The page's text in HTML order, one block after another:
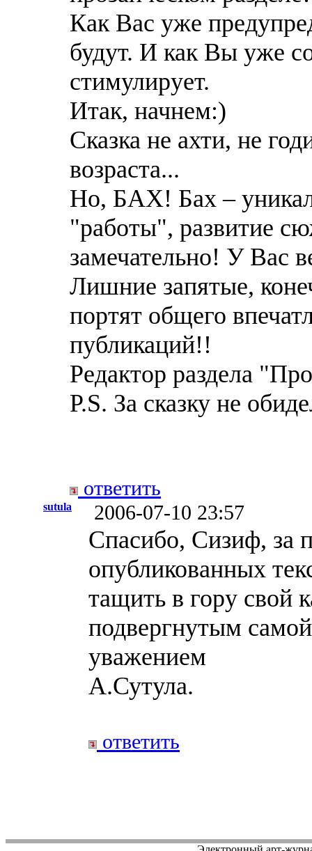
Как Вас уже
будут. И как Вы уже
стимулирует.
Итак, начнем:)
Сказка не ахти, не
возраста...
Но, БАХ! Бах –
"работы", развитие
замечательно! У Вас
Лишние запятые,
портят общего
публикаций!!
Редактор раздела
P.S. За сказку не
ответить
sutula 2006-07-10 23:57
Спасибо, Сизиф, за
опубликованных
тащить в гору свой
подвергнутым
уважением
А.Сутула.
ответить